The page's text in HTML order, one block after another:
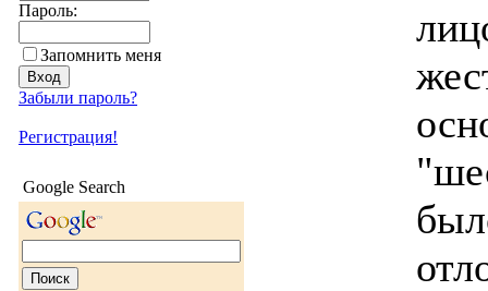
Пароль:
Запомнить меня
Забыли пароль?
Регистрация!
Google Search